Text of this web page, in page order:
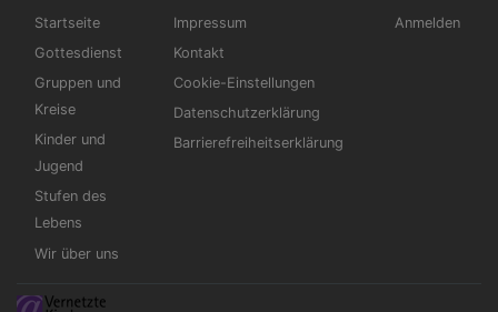
Hauptnavigation
Startseite
Gottesdienst
Gruppen und
Kreise
Kinder und
Jugend
Stufen des
Lebens
Wir über uns
Fußbereichsmenü
Impressum
Kontakt
Cookie-Einstellungen
Datenschutzerklärung
Barrierefreiheitserklärung
Anmelden